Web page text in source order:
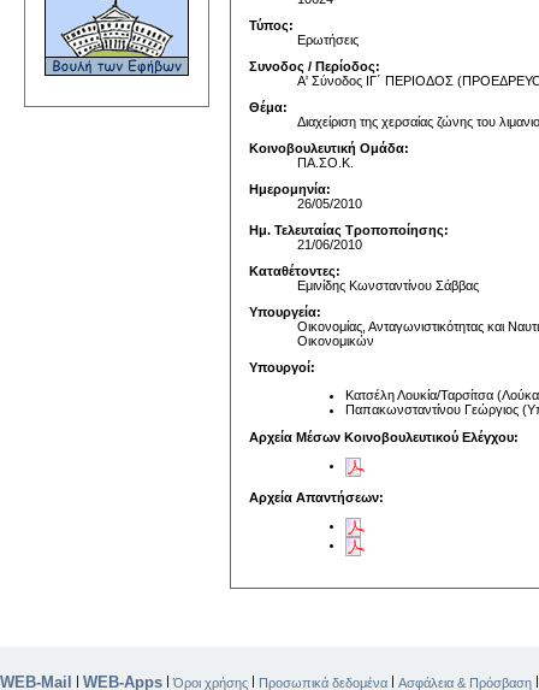
Τύπος:
Ερωτήσεις
Συνοδος / Περίοδος:
Α' Σύνοδος ΙΓ΄ ΠΕΡΙΟΔΟΣ
Θέμα:
Διαχείριση της χερσαίας ζώνης του
Κοινοβουλευτική Ομάδα:
ΠΑ.ΣΟ.Κ.
Ημερομηνία:
26/05/2010
Ημ. Τελευταίας Τροποποίησης:
21/06/2010
Καταθέτοντες:
Εμινίδης Κωνσταντίνου Σάββας
Υπουργεία:
Οικονομίας, Ανταγωνιστικότητας και
Οικονομικών
Υπουργοί:
Κατσέλη Λουκία/Ταρσίτσα
Παπακωνσταντίνου Γεώργιος
Αρχεία Μέσων Κοινοβουλευτικού Ελέγχου:
Αρχεία Απαντήσεων:
WEB-Mail WEB-Apps |Όροι χρήσης Προσωπικά δεδομένα Ασφάλεια & Πρόσβαση